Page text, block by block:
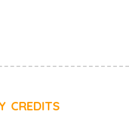
CREDITS